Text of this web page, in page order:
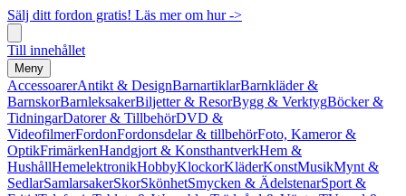
Sälj ditt fordon gratis! Läs mer om hur ->
Till innehållet
Meny
AccessoarerAntikt & DesignBarnartiklarBarnkläder &
BarnskorBarnleksakerBiljetter & ResorBygg & VerktygBöcker &
TidningarDatorer & TillbehörDVD &
VideofilmerFordonFordonsdelar & tillbehörFoto, Kameror &
OptikFrimärkenHandgjort & KonsthantverkHem &
HushållHemelektronikHobbyKlockorKläderKonstMusikMynt &
SedlarSamlarsakerSkorSkönhetSmycken & ÄdelstenarSport &